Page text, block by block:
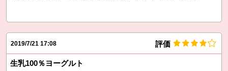
2019/7/21 17:08 評価
生乳100％ヨーグルト